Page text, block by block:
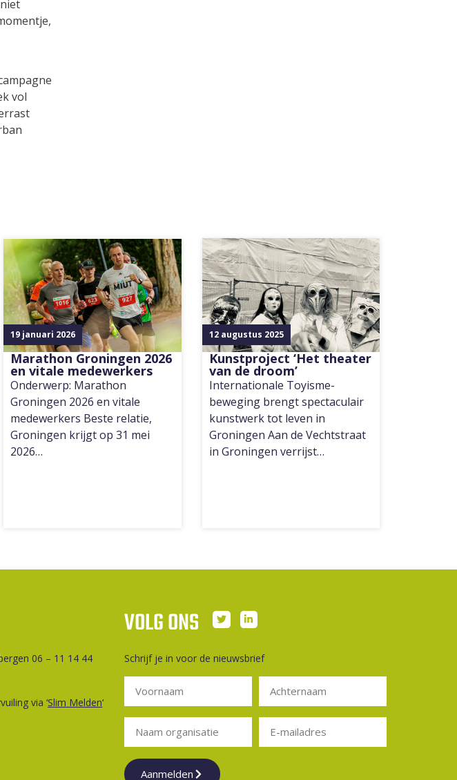
vol
19 januari 2026
Marathon Groningen 2026
en vitale medewerkers
Onderwerp: Marathon
Groningen 2026 en vitale
medewerkers Beste relatie,
Groningen krijgt op 31 mei
2026…
12 augustus 2025
Kunstproject ‘Het theater
van de droom’
Internationale Toyisme-
beweging brengt spectaculair
kunstwerk tot leven in
Groningen Aan de Vechtstraat
in Groningen verrijst…
06 – 11 14 44
via ‘Slim Melden‘
VOLG ONS
Schrijf je in voor de nieuwsbrief
Aanmelden